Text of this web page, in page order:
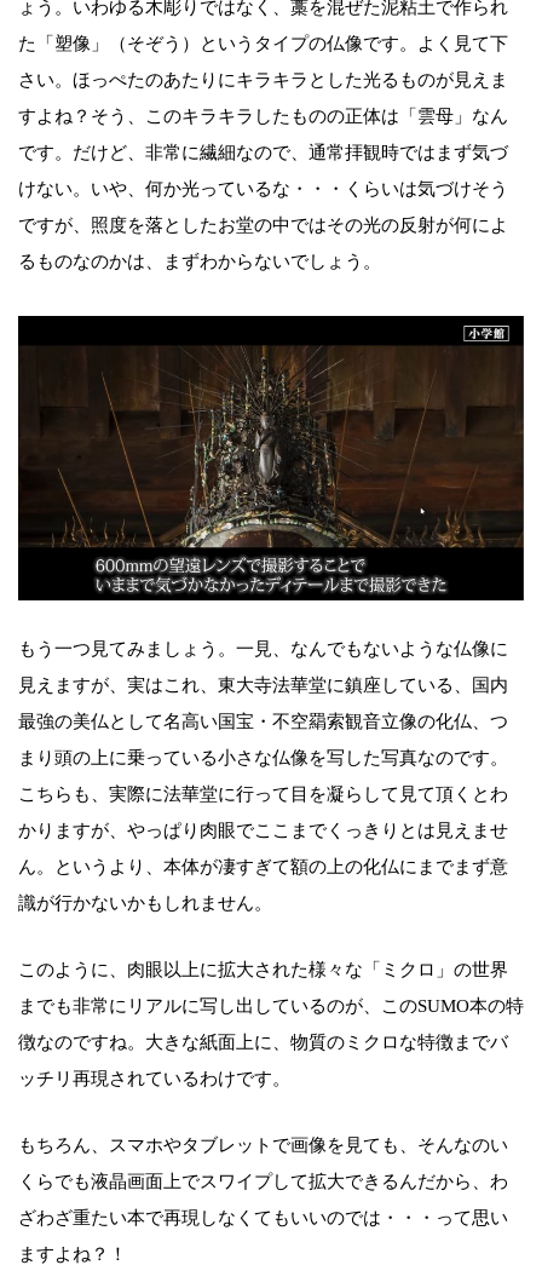
ょう。いわゆる木彫りではなく、藁を混ぜた泥粘土で作られ
た「塑像」（そぞう）というタイプの仏像です。よく見て下
さい。ほっぺたのあたりにキラキラとした光るものが見えま
すよね？そう、このキラキラしたものの正体は「雲母」なん
です。だけど、非常に繊細なので、通常拝観時ではまず気づ
けない。いや、何か光っているな・・・くらいは気づけそう
ですが、照度を落としたお堂の中ではその光の反射が何によ
るものなのかは、まずわからないでしょう。
もう一つ見てみましょう。一見、なんでもないような仏像に
見えますが、実はこれ、東大寺法華堂に鎮座している、国内
最強の美仏として名高い国宝・不空羂索観音立像の化仏、つ
まり頭の上に乗っている小さな仏像を写した写真なのです。
こちらも、実際に法華堂に行って目を凝らして見て頂くとわ
かりますが、やっぱり肉眼でここまでくっきりとは見えませ
ん。というより、本体が凄すぎて額の上の化仏にまでまず意
識が行かないかもしれません。
このように、肉眼以上に拡大された様々な「ミクロ」の世界
までも非常にリアルに写し出しているのが、このSUMO本の特
徴なのですね。大きな紙面上に、物質のミクロな特徴までバ
ッチリ再現されているわけです。
もちろん、スマホやタブレットで画像を見ても、そんなのい
くらでも液晶画面上でスワイプして拡大できるんだから、わ
ざわざ重たい本で再現しなくてもいいのでは・・・って思い
ますよね？！